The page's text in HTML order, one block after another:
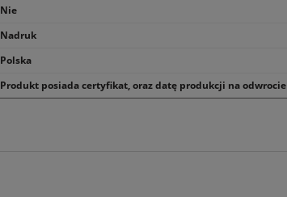
Nie
Nadruk
Polska
Produkt posiada certyfikat, oraz datę produkcji na odwrocie